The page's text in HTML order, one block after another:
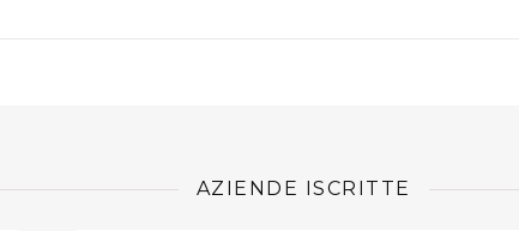
AZIENDE ISCRITTE